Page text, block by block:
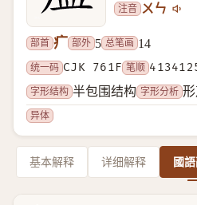
注音 ㄨㄣ
部首 疒 部外 5 总笔画 14
统一码 CJK 761F 笔顺
字形结构 半包围结构 字形分析
异体
基本解释 详细解释 國